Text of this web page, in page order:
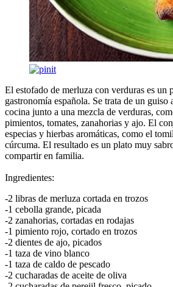
El estofado de merluza con verduras es un
gastronomía española. Se trata de un guiso
cocina junto a una mezcla de verduras,
pimientos, tomates, zanahorias y ajo. El
especias y hierbas aromáticas, como el
cúrcuma. El resultado es un plato muy
compartir en familia.
Ingredientes:
-2 libras de merluza cortada en trozos
-1 cebolla grande, picada
-2 zanahorias, cortadas en rodajas
-1 pimiento rojo, cortado en trozos
-2 dientes de ajo, picados
-1 taza de vino blanco
-1 taza de caldo de pescado
-2 cucharadas de aceite de oliva